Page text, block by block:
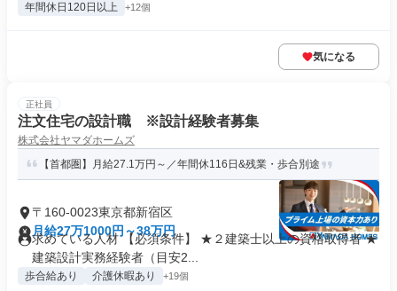
年間休日120日以上 +12個
気になる
正社員
注文住宅の設計職 ※設計経験者募集
株式会社ヤマダホームズ
【首都圏】月給27.1万円～／年間休116日&残業・歩合別途
〒160-0023東京都新宿区
月給27万1000円～38万円
求めている人材 【必須条件】 ★２建築士以上の資格取得者 ★
建築設計実務経験者（目安2...
歩合給あり 介護休暇あり +19個